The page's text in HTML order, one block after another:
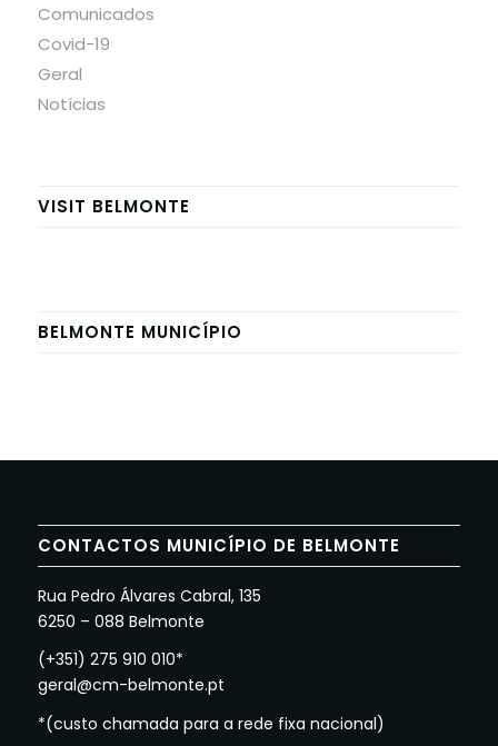
Comunicados
Covid-19
Geral
Notícias
VISIT BELMONTE
BELMONTE MUNICÍPIO
CONTACTOS MUNICÍPIO DE BELMONTE
Rua Pedro Álvares Cabral, 135
6250 – 088 Belmonte
(+351) 275 910 010*
geral@cm-belmonte.pt
*(custo chamada para a rede fixa nacional)